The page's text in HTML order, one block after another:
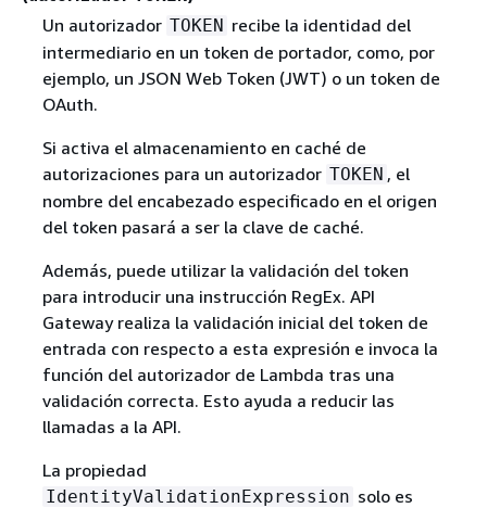
Un autorizador TOKEN recibe la identidad del
intermediario en un token de portador, como, por
ejemplo, un JSON Web Token (JWT) o un token de
OAuth.
Si activa el almacenamiento en caché de
autorizaciones para un autorizador TOKEN , el
nombre del encabezado especificado en el origen
del token pasará a ser la clave de caché.
Además, puede utilizar la validación del token
para introducir una instrucción RegEx. API
Gateway realiza la validación inicial del token de
entrada con respecto a esta expresión e invoca la
función del autorizador de Lambda tras una
validación correcta. Esto ayuda a reducir las
llamadas a la API.
La propiedad
IdentityValidationExpression solo es